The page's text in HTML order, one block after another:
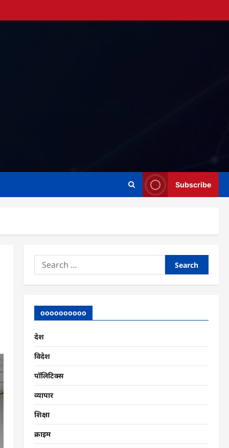
Subscribe
Search
for:
oooooooooo
देश
विदेश
पॉलिटिक्स
व्यापार
शिक्षा
क्राइम